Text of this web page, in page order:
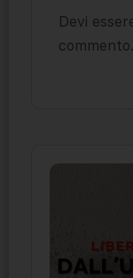
Devi
commento.